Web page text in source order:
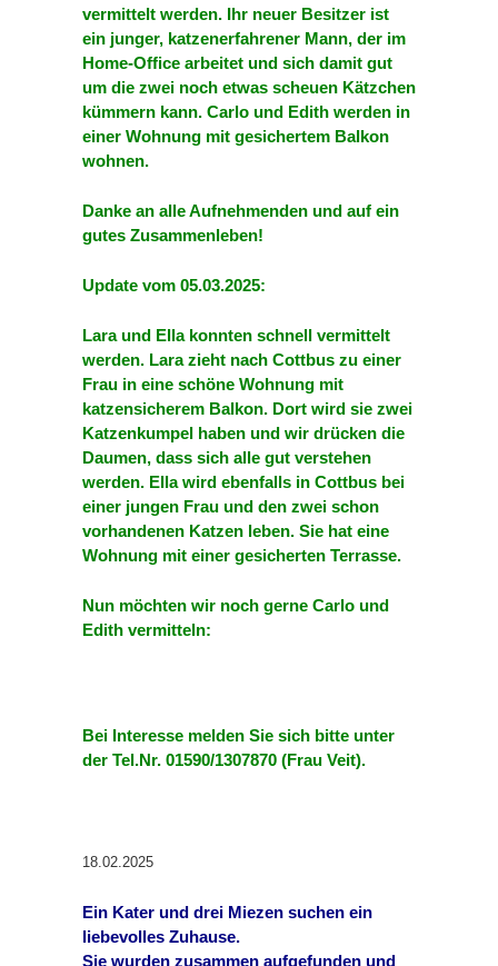
vermittelt werden. Ihr neuer Besitzer ist
ein junger, katzenerfahrener Mann, der im
Home-Office arbeitet und sich damit gut
um die zwei noch etwas scheuen Kätzchen
kümmern kann. Carlo und Edith werden in
einer Wohnung mit gesichertem Balkon
wohnen.
Danke an alle Aufnehmenden und auf ein
gutes Zusammenleben!
Update vom 05.03.2025:
Lara und Ella konnten schnell vermittelt
werden. Lara zieht nach Cottbus zu einer
Frau in eine schöne Wohnung mit
katzensicherem Balkon. Dort wird sie zwei
Katzenkumpel haben und wir drücken die
Daumen, dass sich alle gut verstehen
werden. Ella wird ebenfalls in Cottbus bei
einer jungen Frau und den zwei schon
vorhandenen Katzen leben. Sie hat eine
Wohnung mit einer gesicherten Terrasse.
Nun möchten wir noch gerne Carlo und
Edith vermitteln:
Bei Interesse melden Sie sich bitte unter
der Tel.Nr. 01590/1307870 (Frau Veit).
18.02.2025
Ein Kater und drei Miezen suchen ein
liebevolles Zuhause.
Sie wurden zusammen aufgefunden und